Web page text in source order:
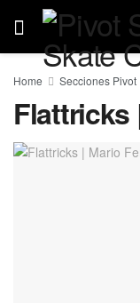
Home Secciones Pivot
Flattricks